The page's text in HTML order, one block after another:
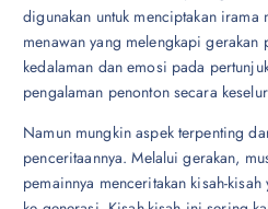
digunakan untuk menciptakan irama
menawan yang melengkapi
kedalaman dan emosi pada
pengalaman penonton secara
Namun mungkin aspek terpenting
penceritaannya. Melalui gerakan,
pemainnya menceritakan kisah-